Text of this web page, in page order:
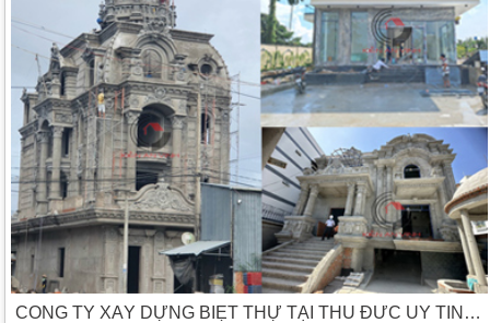
CÔNG TY XÂY DỰNG BIỆT THỰ TẠI THỦ ĐỨC UY TÍN (TPHCM)